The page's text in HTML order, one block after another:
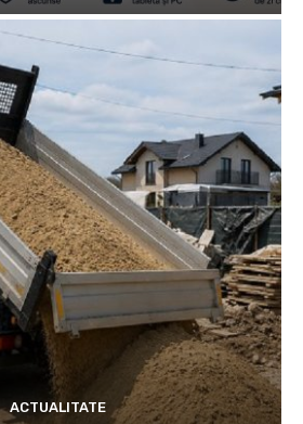
ACTUALITATE